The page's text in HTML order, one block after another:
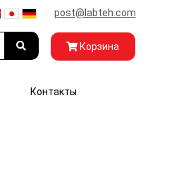
post@labteh.com
Корзина
Контакты